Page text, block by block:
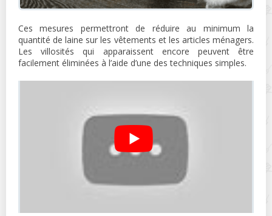
Ces mesures permettront de réduire au minimum la
quantité de laine sur les vêtements et les articles ménagers.
Les villosités qui apparaissent encore peuvent être
facilement éliminées à l’aide d’une des techniques simples.